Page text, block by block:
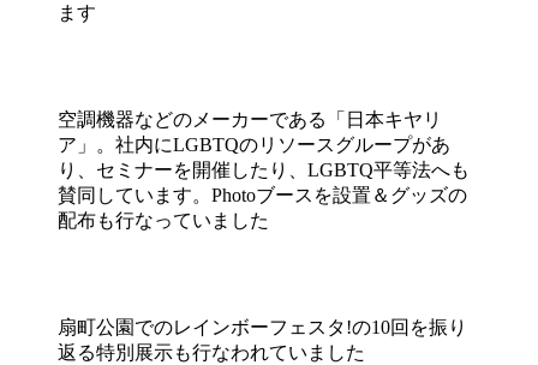
ます
空調機器などのメーカーである「日本キヤリ
ア」。社内にLGBTQのリソースグループがあ
り、セミナーを開催したり、LGBTQ平等法へも
賛同しています。Photoブースを設置＆グッズの
配布も行なっていました
扇町公園でのレインボーフェスタ!の10回を振り
返る特別展示も行なわれていました